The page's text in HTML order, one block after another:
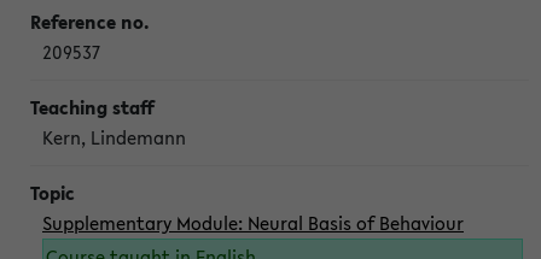
209537
Kern, Lindemann
Supplementary Module: Neural Basis of Behaviour